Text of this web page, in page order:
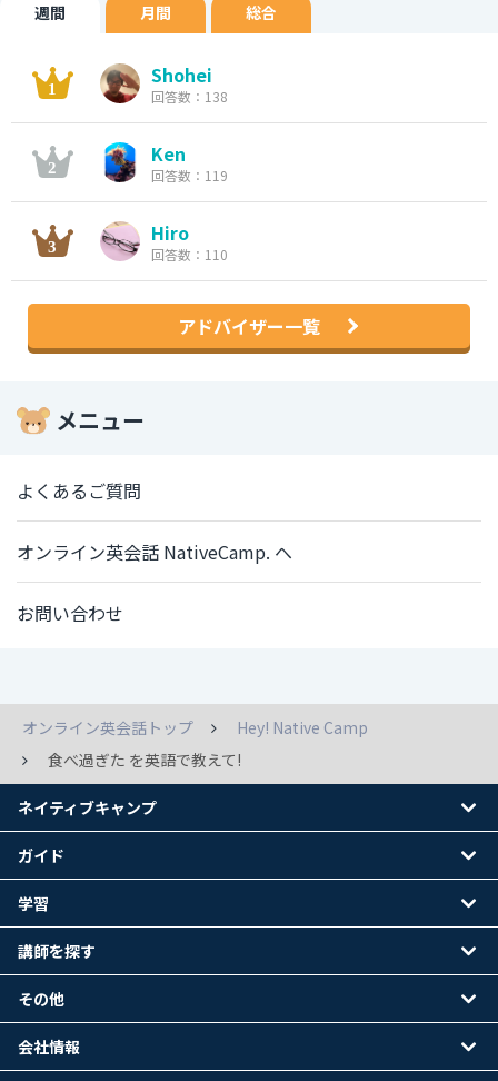
週間 月間 総合
Shohei
回答数：138
Ken
回答数：119
Hiro
回答数：110
アドバイザー一覧
メニュー
よくあるご質問
オンライン英会話 NativeCamp. へ
お問い合わせ
オンライン英会話トップ
Hey! Native Camp
食べ過ぎた を英語で教えて!
ネイティブキャンプ
ガイド
学習
講師を探す
その他
会社情報